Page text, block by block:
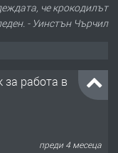
че крокодилът
- Уинстън Чърчил
за работа в
преди 4 месеца